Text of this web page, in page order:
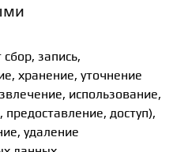
запись,
хранение, уточнение
использование,
доступ),
удаление